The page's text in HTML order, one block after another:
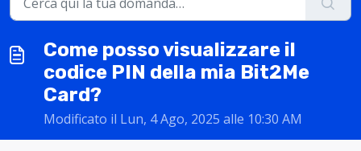
Come posso visualizzare il
codice PIN della mia Bit2Me
Card?
Modificato il Lun, 4 Ago, 2025 alle 10:30 AM